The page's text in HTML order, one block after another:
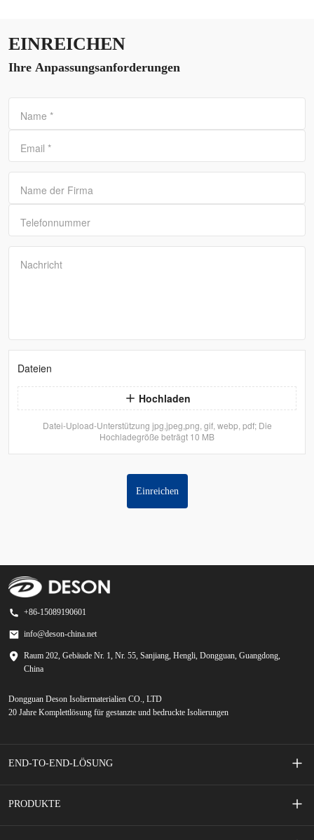
EINREICHEN
Ihre Anpassungsanforderungen
Name *
Email *
Name der Firma
Telefonnummer
Nachricht
Dateien
Hochladen
Datei-Upload-Unterstützung jpg,jpeg,png, gif, webp, pdf; Die
Hochladegröße beträgt 10 MB
Einreichen
+86-15089190601
info@deson-china.net
Raum 202, Gebäude Nr. 1, Nr. 55, Sanjiang, Hengli, Dongguan, Guangdong,
China
Dongguan Deson Isoliermaterialien CO., LTD
20 Jahre Komplettlösung für gestanzte und bedruckte Isolierungen
END-TO-END-LÖSUNG
Siebgedruckte Membranschalter
PRODUKTE